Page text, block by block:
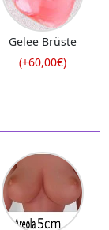
Gelee Brüste
(+60,00€)